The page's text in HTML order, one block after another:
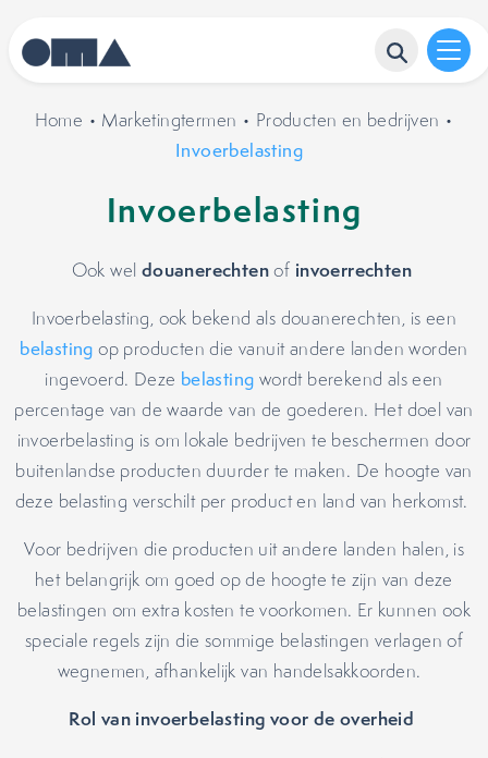
Home • Marketingtermen • Producten en bedrijven •
Invoerbelasting
Invoerbelasting
Ook wel douanerechtenof invoerrechten
Invoerbelasting, ook bekend als douanerechten, is een
belasting op producten die vanuit andere landen worden
ingevoerd. Deze belasting wordt berekend als een
percentage van de waarde van de goederen. Het doel van
invoerbelasting is om lokale bedrijven te beschermen door
buitenlandse producten duurder te maken. De hoogte van
deze belasting verschilt per product en land van herkomst.
Voor bedrijven die producten uit andere landen halen, is
het belangrijk om goed op de hoogte te zijn van deze
belastingen om extra kosten te voorkomen. Er kunnen ook
speciale regels zijn die sommige belastingen verlagen of
wegnemen, afhankelijk van handelsakkoorden.
Rol van invoerbelasting voor de overheid